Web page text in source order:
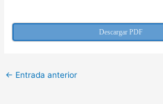
Descargar PDF
← Entrada anterior